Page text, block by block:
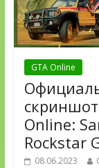
GTA Online
Online:
Rockstar
08.06.2023